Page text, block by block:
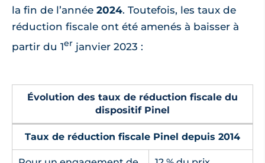
la fin de l’année 2024. Toutefois, les taux de
réduction fiscale ont été amenés à baisser à
partir du 1er janvier 2023 :
Évolution des taux de réduction fiscale du
dispositif Pinel
Taux de réduction fiscale Pinel depuis 2014